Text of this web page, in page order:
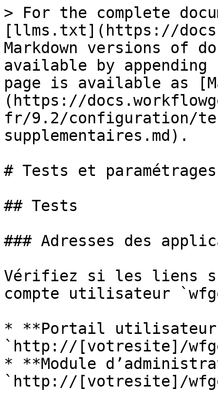
> For the complete
[llms.txt](https://
Markdown versions of
available by
page is available as
(https://
fr/9.2/configuration/
supplementaires.md).
# Tests et
## Tests
### Adresses des
Vérifiez si les liens
compte utilisateur
* **Portail
`http://[votresite]/
* **Module
`http://[votresite]/